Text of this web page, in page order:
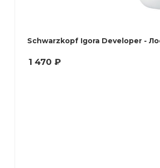
Schwarzkopf Igora Developer -
1 470 ₽